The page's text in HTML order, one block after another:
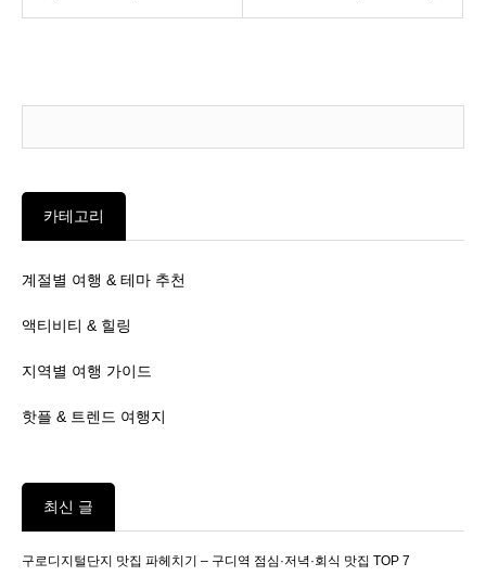
카테고리
계절별 여행 & 테마 추천
액티비티 & 힐링
지역별 여행 가이드
핫플 & 트렌드 여행지
최신 글
구로디지털단지 맛집 파헤치기 – 구디역 점심·저녁·회식 맛집 TOP 7